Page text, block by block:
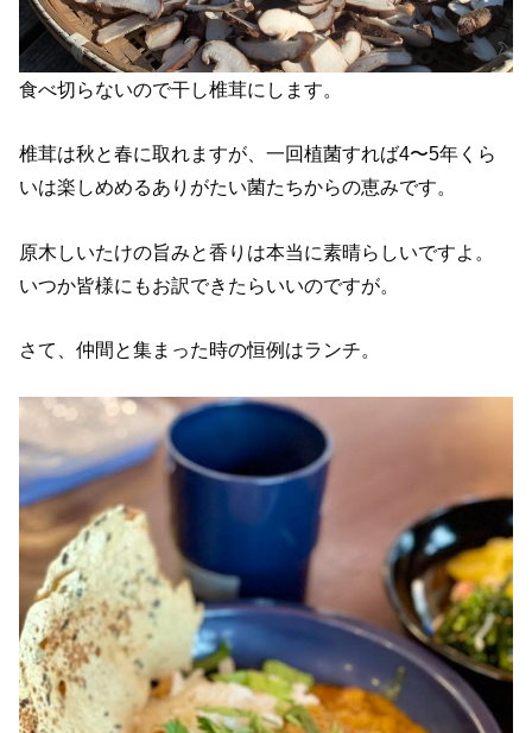
食べ切らないので干し椎茸にします。
椎茸は秋と春に取れますが、一回植菌すれば4〜5年くら
いは楽しめめるありがたい菌たちからの恵みです。
原木しいたけの旨みと香りは本当に素晴らしいですよ。
いつか皆様にもお訳できたらいいのですが。
さて、仲間と集まった時の恒例はランチ。